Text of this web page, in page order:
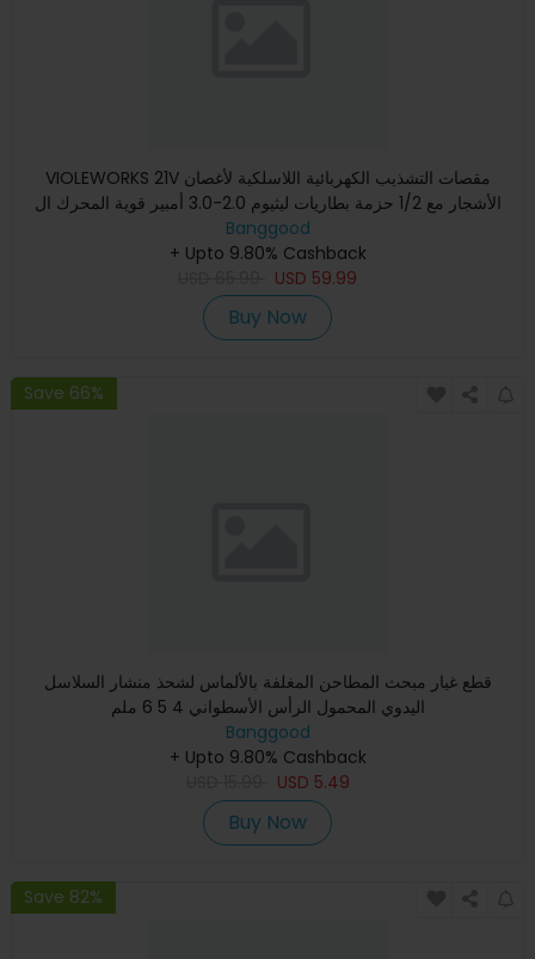
VIOLEWORKS 21V مقصات التشذيب الكهربائية اللاسلكية لأغصان
الأشجار مع 1/2 حزمة بطاريات ليثيوم 2.0-3.0 أمبير قوية المحرك ال
Banggood
+ Upto 9.80% Cashback
USD 59.99
Buy Now
Save 66%
قطع غيار مبحث المطاحن المغلفة بالألماس لشحذ منشار السلاسل
اليدوي المحمول الرأس الأسطواني 4 5 6 ملم
Banggood
+ Upto 9.80% Cashback
USD 5.49
Buy Now
Save 82%